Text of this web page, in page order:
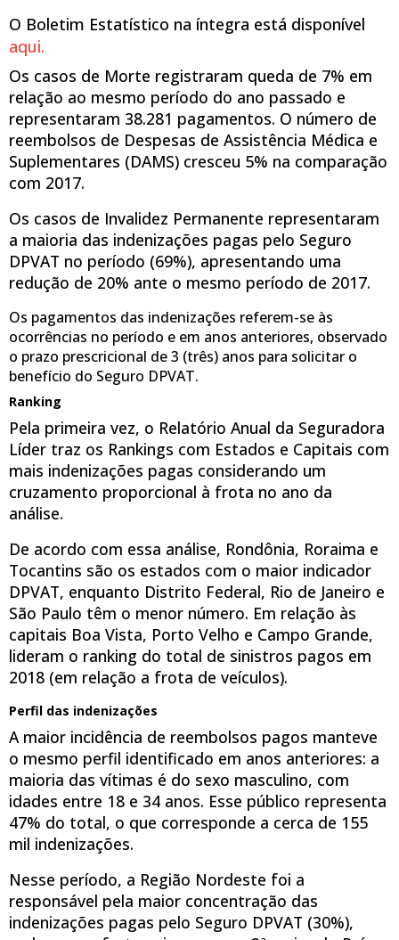
O Boletim Estatístico na íntegra está disponível
aqui.
Os casos de Morte registraram queda de 7% em
relação ao mesmo período do ano passado e
representaram 38.281 pagamentos. O número de
reembolsos de Despesas de Assistência Médica e
Suplementares (DAMS) cresceu 5% na comparação
com 2017.
Os casos de Invalidez Permanente representaram
a maioria das indenizações pagas pelo Seguro
DPVAT no período (69%), apresentando uma
redução de 20% ante o mesmo período de 2017.
Os pagamentos das indenizações referem-se às
ocorrências no período e em anos anteriores, observado
o prazo prescricional de 3 (três) anos para solicitar o
benefício do Seguro DPVAT.
Ranking
Pela primeira vez, o Relatório Anual da Seguradora
Líder traz os Rankings com Estados e Capitais com
mais indenizações pagas considerando um
cruzamento proporcional à frota no ano da
análise.
De acordo com essa análise, Rondônia, Roraima e
Tocantins são os estados com o maior indicador
DPVAT, enquanto Distrito Federal, Rio de Janeiro e
São Paulo têm o menor número. Em relação às
capitais Boa Vista, Porto Velho e Campo Grande,
lideram o ranking do total de sinistros pagos em
2018 (em relação a frota de veículos).
Perfil das indenizações
A maior incidência de reembolsos pagos manteve
o mesmo perfil identificado em anos anteriores: a
maioria das vítimas é do sexo masculino, com
idades entre 18 e 34 anos. Esse público representa
47% do total, o que corresponde a cerca de 155
mil indenizações.
Nesse período, a Região Nordeste foi a
responsável pela maior concentração das
indenizações pagas pelo Seguro DPVAT (30%),